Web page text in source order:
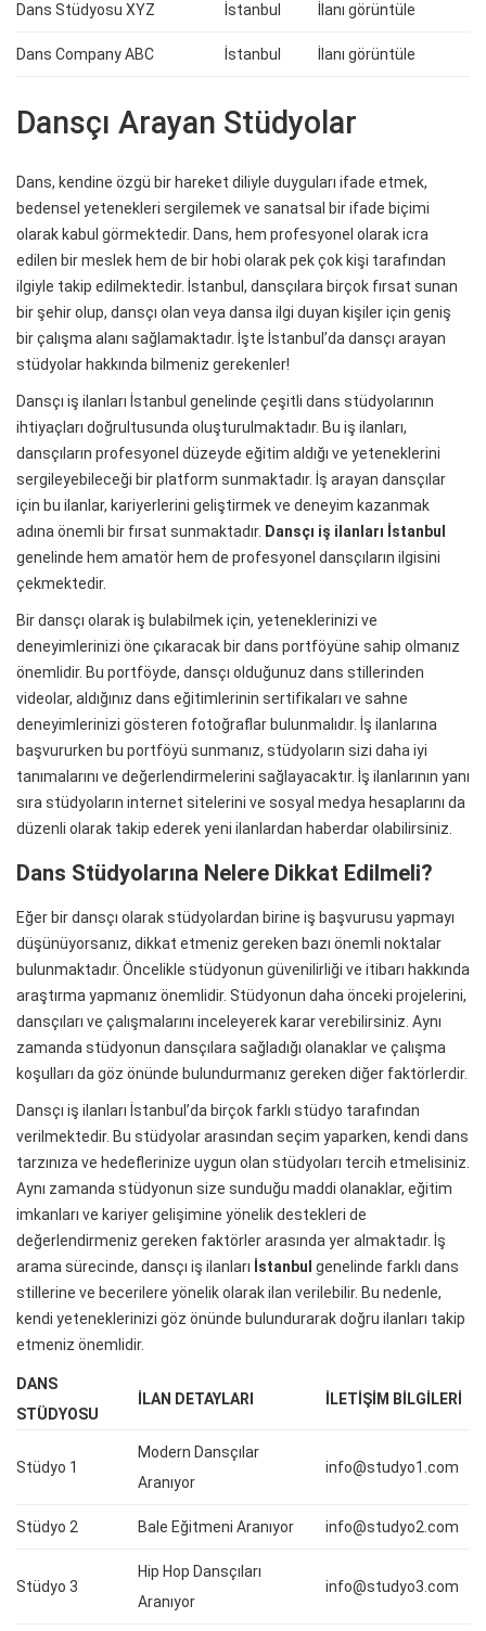
Dans Stüdyosu XYZ İstanbul İlanı görüntüle
Dans Company ABC İstanbul İlanı görüntüle
Dansçı Arayan Stüdyolar
Dans, kendine özgü bir hareket diliyle duyguları ifade etmek,
bedensel yetenekleri sergilemek ve sanatsal bir ifade biçimi
olarak kabul görmektedir. Dans, hem profesyonel olarak icra
edilen bir meslek hem de bir hobi olarak pek çok kişi tarafından
ilgiyle takip edilmektedir. İstanbul, dansçılara birçok fırsat sunan
bir şehir olup, dansçı olan veya dansa ilgi duyan kişiler için geniş
bir çalışma alanı sağlamaktadır. İşte İstanbul’da dansçı arayan
stüdyolar hakkında bilmeniz gerekenler!
Dansçı iş ilanları İstanbul genelinde çeşitli dans stüdyolarının
ihtiyaçları doğrultusunda oluşturulmaktadır. Bu iş ilanları,
dansçıların profesyonel düzeyde eğitim aldığı ve yeteneklerini
sergileyebileceği bir platform sunmaktadır. İş arayan dansçılar
için bu ilanlar, kariyerlerini geliştirmek ve deneyim kazanmak
adına önemli bir fırsat sunmaktadır. Dansçı iş ilanları İstanbul
genelinde hem amatör hem de profesyonel dansçıların ilgisini
çekmektedir.
Bir dansçı olarak iş bulabilmek için, yeteneklerinizi ve
deneyimlerinizi öne çıkaracak bir dans portföyüne sahip olmanız
önemlidir. Bu portföyde, dansçı olduğunuz dans stillerinden
videolar, aldığınız dans eğitimlerinin sertifikaları ve sahne
deneyimlerinizi gösteren fotoğraflar bulunmalıdır. İş ilanlarına
başvururken bu portföyü sunmanız, stüdyoların sizi daha iyi
tanımalarını ve değerlendirmelerini sağlayacaktır. İş ilanlarının yanı
sıra stüdyoların internet sitelerini ve sosyal medya hesaplarını da
düzenli olarak takip ederek yeni ilanlardan haberdar olabilirsiniz.
Dans Stüdyolarına Nelere Dikkat Edilmeli?
Eğer bir dansçı olarak stüdyolardan birine iş başvurusu yapmayı
düşünüyorsanız, dikkat etmeniz gereken bazı önemli noktalar
bulunmaktadır. Öncelikle stüdyonun güvenilirliği ve itibarı hakkında
araştırma yapmanız önemlidir. Stüdyonun daha önceki projelerini,
dansçıları ve çalışmalarını inceleyerek karar verebilirsiniz. Aynı
zamanda stüdyonun dansçılara sağladığı olanaklar ve çalışma
koşulları da göz önünde bulundurmanız gereken diğer faktörlerdir.
Dansçı iş ilanları İstanbul’da birçok farklı stüdyo tarafından
verilmektedir. Bu stüdyolar arasından seçim yaparken, kendi dans
tarzınıza ve hedeflerinize uygun olan stüdyoları tercih etmelisiniz.
Aynı zamanda stüdyonun size sunduğu maddi olanaklar, eğitim
imkanları ve kariyer gelişimine yönelik destekleri de
değerlendirmeniz gereken faktörler arasında yer almaktadır. İş
arama sürecinde, dansçı iş ilanları İstanbul genelinde farklı dans
stillerine ve becerilere yönelik olarak ilan verilebilir. Bu nedenle,
kendi yeteneklerinizi göz önünde bulundurarak doğru ilanları takip
etmeniz önemlidir.
DANS
STÜDYOSU
İLAN DETAYLARI İLETIŞIM BILGILERI
Stüdyo 1
Modern Dansçılar
Aranıyor
info@studyo1.com
Stüdyo 2 Bale Eğitmeni Aranıyor info@studyo2.com
Stüdyo 3
Hip Hop Dansçıları
Aranıyor
info@studyo3.com